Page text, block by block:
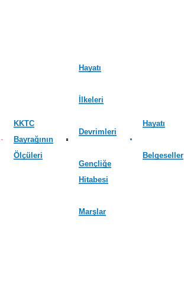
KKTC
Bayrağının
Ölçüleri
Hayatı
İlkeleri
Devrimleri
Gençliğe
Hitabesi
Marşlar
Hayatı
Belgeseller